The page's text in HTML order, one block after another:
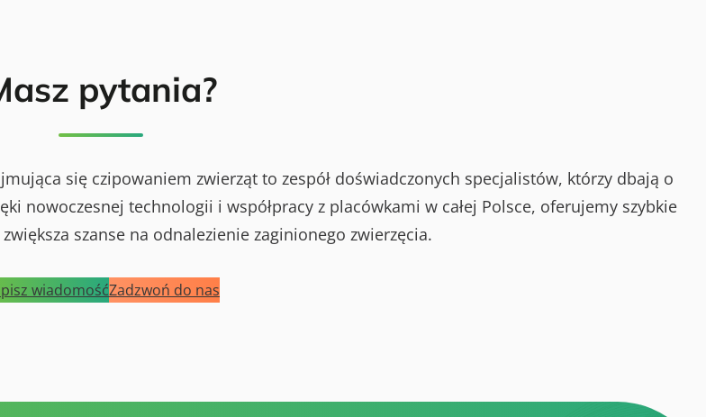
pytania?
się czipowaniem zwierząt to zespół doświadczonych specjalistów, którzy dbają o
nowoczesnej technologii i współpracy z placówkami w całej Polsce, oferujemy szybkie
szanse na odnalezienie zaginionego zwierzęcia.
wiadomośćZadzwoń do nas